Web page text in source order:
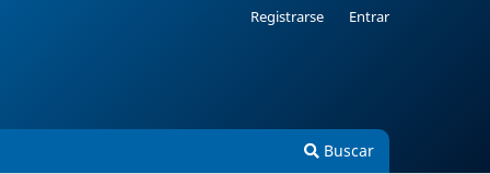
Buscar
Registrarse Entrar